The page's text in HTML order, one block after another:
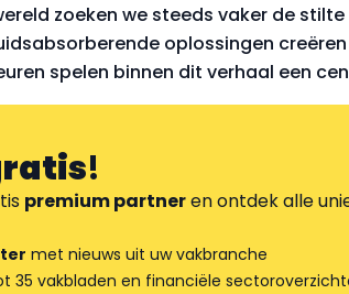
zoeken we steeds vaker de
oplossingen
spelen binnen dit verhaal een
!
premium partneren ontdek alle
met nieuws uit uw vakbranche
35 vakbladen en financiële